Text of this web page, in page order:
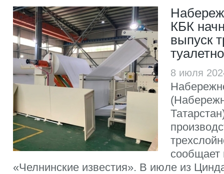
КБК
выпуск
8 июля
сообщает
«Челнинские известия». В июле из